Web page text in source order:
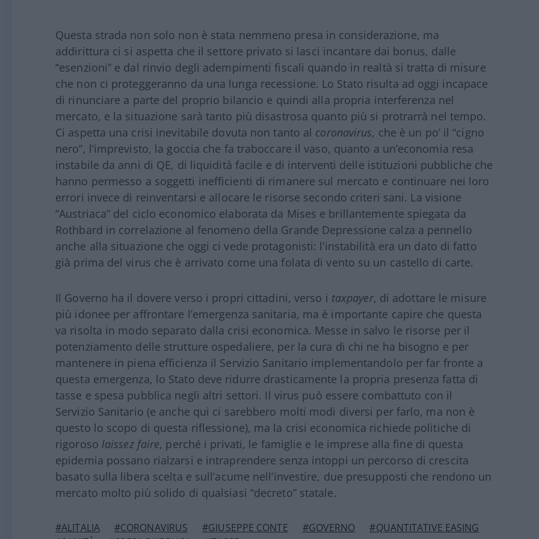
Questa strada non solo non è stata nemmeno presa in considerazione, ma
addirittura ci si aspetta che il settore privato si lasci incantare dai bonus, dalle
“esenzioni” e dal rinvio degli adempimenti fiscali quando in realtà si tratta di misure
che non ci proteggeranno da una lunga recessione. Lo Stato risulta ad oggi incapace
di rinunciare a parte del proprio bilancio e quindi alla propria interferenza nel
mercato, e la situazione sarà tanto più disastrosa quanto più si protrarrà nel tempo.
Ci aspetta una crisi inevitabile dovuta non tanto al coronavirus, che è un po’ il “cigno
nero”, l’imprevisto, la goccia che fa traboccare il vaso, quanto a un’economia resa
instabile da anni di QE, di liquidità facile e di interventi delle istituzioni pubbliche che
hanno permesso a soggetti inefficienti di rimanere sul mercato e continuare nei loro
errori invece di reinventarsi e allocare le risorse secondo criteri sani. La visione
“Austriaca” del ciclo economico elaborata da Mises e brillantemente spiegata da
Rothbard in correlazione al fenomeno della Grande Depressione calza a pennello
anche alla situazione che oggi ci vede protagonisti: l’instabilità era un dato di fatto
già prima del virus che è arrivato come una folata di vento su un castello di carte.
Il Governo ha il dovere verso i propri cittadini, verso i taxpayer, di adottare le misure
più idonee per affrontare l’emergenza sanitaria, ma è importante capire che questa
va risolta in modo separato dalla crisi economica. Messe in salvo le risorse per il
potenziamento delle strutture ospedaliere, per la cura di chi ne ha bisogno e per
mantenere in piena efficienza il Servizio Sanitario implementandolo per far fronte a
questa emergenza, lo Stato deve ridurre drasticamente la propria presenza fatta di
tasse e spesa pubblica negli altri settori. Il virus può essere combattuto con il
Servizio Sanitario (e anche qui ci sarebbero molti modi diversi per farlo, ma non è
questo lo scopo di questa riflessione), ma la crisi economica richiede politiche di
rigoroso laissez faire, perché i privati, le famiglie e le imprese alla fine di questa
epidemia possano rialzarsi e intraprendere senza intoppi un percorso di crescita
basato sulla libera scelta e sull’acume nell’investire, due presupposti che rendono un
mercato molto più solido di qualsiasi “decreto” statale.
#ALITALIA #CORONAVIRUS #GIUSEPPE CONTE #GOVERNO
#QUANTITATIVE EASING